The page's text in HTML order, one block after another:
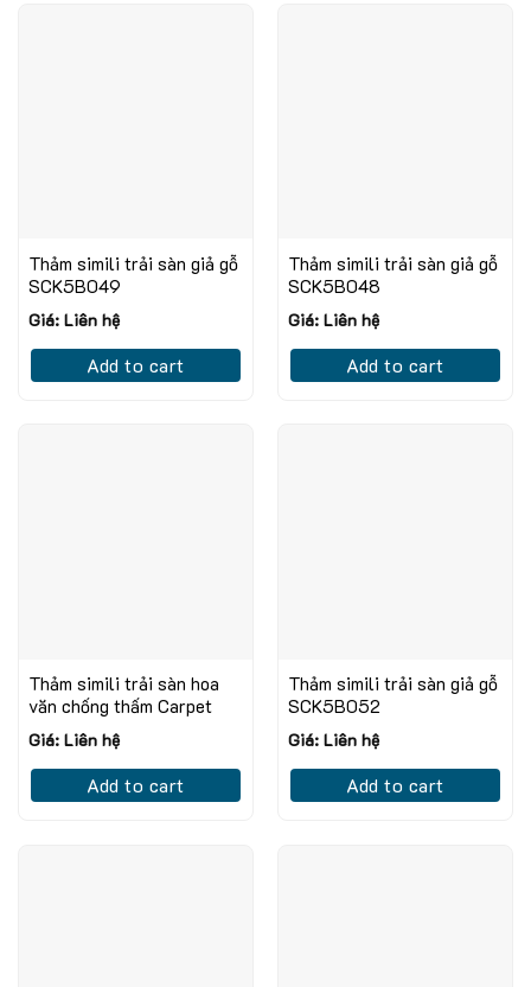
Thảm simili trải sàn giả gỗ
SCK5B049
Giá: Liên hệ
Add to cart
Thảm simili trải sàn giả gỗ
SCK5B048
Giá: Liên hệ
Add to cart
Thảm simili trải sàn hoa
văn chống thấm Carpet
Giá: Liên hệ
Add to cart
Thảm simili trải sàn giả gỗ
SCK5B052
Giá: Liên hệ
Add to cart